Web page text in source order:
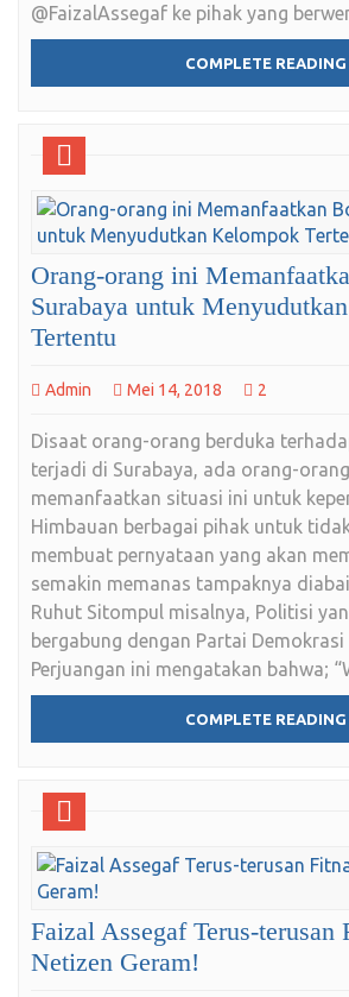
@FaizalAssegaf ke pihak yang
COMPLETE READING
Orang-orang ini
Surabaya untuk
Tertentu
Admin Mei 14, 2018 2
Disaat orang-orang berduka
terjadi di Surabaya, ada orang-
memanfaatkan situasi ini untuk
Himbauan berbagai pihak untuk
membuat pernyataan yang akan
semakin memanas tampaknya
Ruhut Sitompul misalnya, Politisi
bergabung dengan Partai
Perjuangan ini mengatakan bahwa;
COMPLETE READING
Faizal Assegaf Terus-terusan
Netizen Geram!